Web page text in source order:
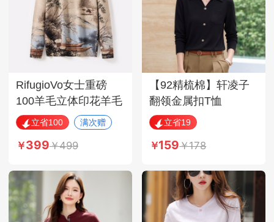
RifugioVo女士重磅
100羊毛立体印花羊毛
衫·驼色
立省100 满次赠
399 499
【92精梳棉】轩凌子
翻领金属扣T恤
XS82630035·黑色
立省19
159 178